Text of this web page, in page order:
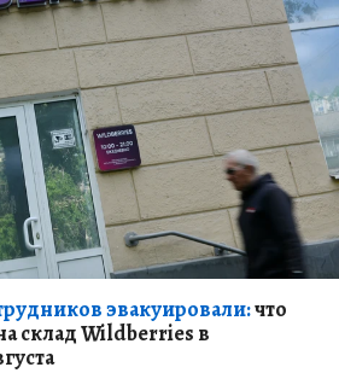
эвакуировали:что
склад Wildberries в